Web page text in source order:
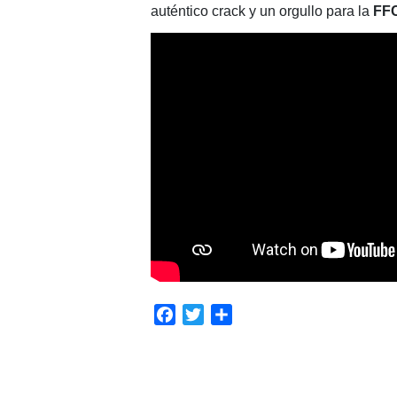
auténtico crack y un orgullo para la
Facebook
Twitter